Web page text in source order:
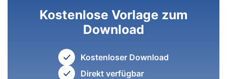
Kostenlose Vorlage zum
Download
Kostenloser Download
Direkt verfügbar